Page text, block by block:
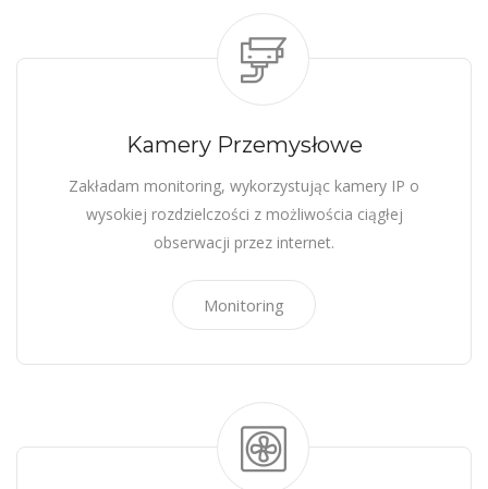
Kamery Przemysłowe
Zakładam monitoring, wykorzystując kamery IP o
wysokiej rozdzielczości z możliwościa ciągłej
obserwacji przez internet.
Monitoring